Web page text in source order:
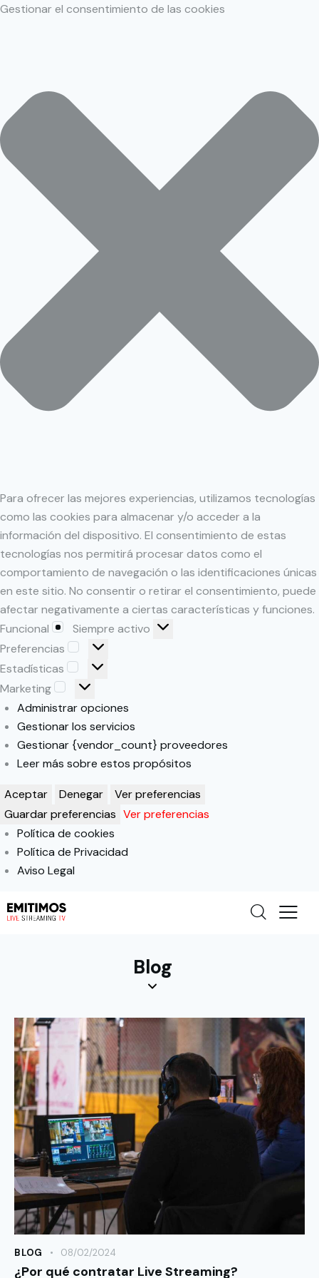
Gestionar el consentimiento de las cookies
Para ofrecer las mejores experiencias, utilizamos tecnologías
como las cookies para almacenar y/o acceder a la
información del dispositivo. El consentimiento de estas
tecnologías nos permitirá procesar datos como el
comportamiento de navegación o las identificaciones únicas
en este sitio. No consentir o retirar el consentimiento, puede
afectar negativamente a ciertas características y funciones.
Funcional
Siempre activo
Preferencias
Estadísticas
Marketing
Administrar opciones
Gestionar los servicios
Gestionar {vendor_count} proveedores
Leer más sobre estos propósitos
Aceptar Denegar
Ver preferencias
Guardar preferencias Ver preferencias
Política de cookies
Política de Privacidad
Aviso Legal
Blog
BLOG 08/02/2024
¿Por qué contratar Live Streaming?